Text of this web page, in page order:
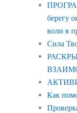
берегу
воли в
Сила
Как